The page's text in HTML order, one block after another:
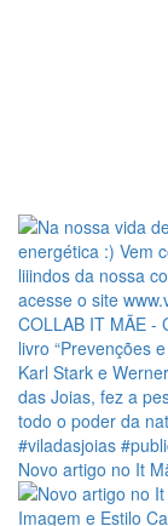
Novo artigo no It